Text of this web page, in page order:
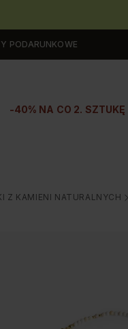
PODARUNKOWE
-40% NA CO 2. SZTUKĘ
Z KAMIENI NATURALNYCH
>